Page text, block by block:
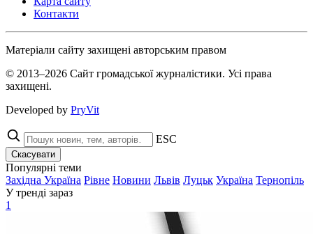
Контакти
Матеріали сайту захищені авторським правом
© 2013–2026 Сайт громадської журналістики. Усі права
захищені.
Developed by PryVit
ESC
Скасувати
Популярні теми
Західна Україна Рівне Новини Львів Луцьк Україна Тернопіль
У тренді зараз
1